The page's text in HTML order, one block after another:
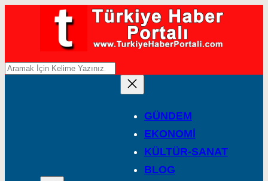
A
GÜNDEM
EKONOMİ
KÜLTÜR-SANAT
BLOG